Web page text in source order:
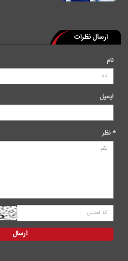
ارسال نظرات
نام
ایمیل
* نظر